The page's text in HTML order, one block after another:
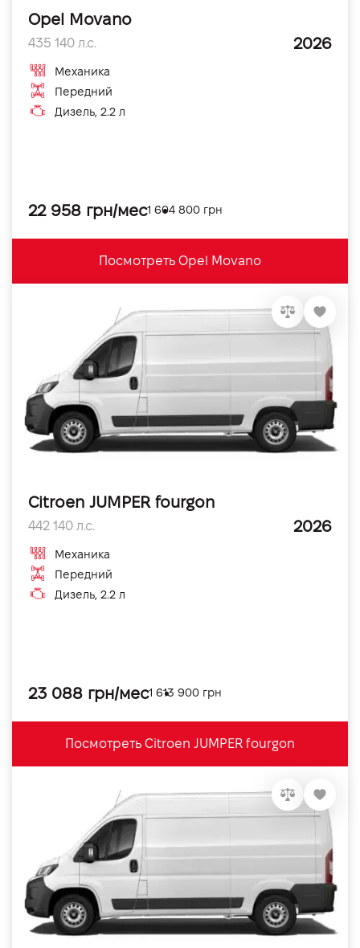
Opel Movano
435 140 л.с. 2026
Механика
Передний
Дизель, 2.2 л
22 958 грн/мес1 604 800 грн
Посмотреть Opel Movano
Citroen JUMPER fourgon
442 140 л.с. 2026
Механика
Передний
Дизель, 2.2 л
23 088 грн/мес1 613 900 грн
Посмотреть Citroen JUMPER fourgon